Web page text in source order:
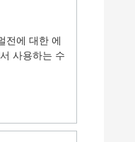
전에 대한 에
사용하는 수